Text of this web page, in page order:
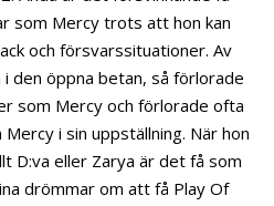
som Mercy trots att hon kan
och försvarssituationer. Av
den öppna betan, så förlorade
som Mercy och förlorade ofta
i sin uppställning. När hon
D:va eller Zarya är det få som
drömmar om att få Play Of